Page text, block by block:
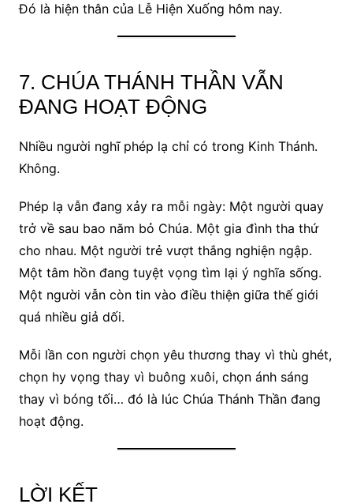
Đó là hiện thân của Lễ Hiện Xuống hôm nay.
7. CHÚA THÁNH THẦN VẪN
ĐANG HOẠT ĐỘNG
Nhiều người nghĩ phép lạ chỉ có trong Kinh Thánh.
Không.
Phép lạ vẫn đang xảy ra mỗi ngày: Một người quay
trở về sau bao năm bỏ Chúa. Một gia đình tha thứ
cho nhau. Một người trẻ vượt thắng nghiện ngập.
Một tâm hồn đang tuyệt vọng tìm lại ý nghĩa sống.
Một người vẫn còn tin vào điều thiện giữa thế giới
quá nhiều giả dối.
Mỗi lần con người chọn yêu thương thay vì thù ghét,
chọn hy vọng thay vì buông xuôi, chọn ánh sáng
thay vì bóng tối… đó là lúc Chúa Thánh Thần đang
hoạt động.
LỜI KẾT